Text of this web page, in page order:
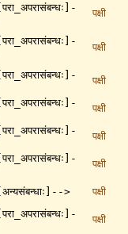
पक्षी
पक्षी
पक्षी
पक्षी
पक्षी
पक्षी
>
पक्षी
पक्षी